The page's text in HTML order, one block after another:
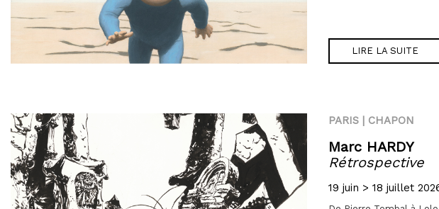
LIRE LA SUITE
PARIS | CHAPON
Marc HARDY
Rétrospective
19 juin > 18 juillet